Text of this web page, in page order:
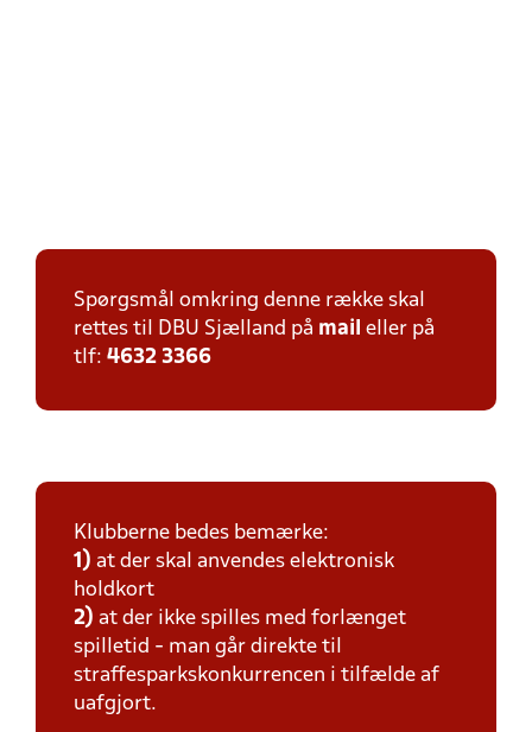
Spørgsmål omkring denne række skal
rettes til DBU Sjælland på mail eller på
tlf: 4632 3366
Klubberne bedes bemærke:
1) at der skal anvendes elektronisk
holdkort
2) at der ikke spilles med forlænget
spilletid - man går direkte til
straffesparkskonkurrencen i tilfælde af
uafgjort.